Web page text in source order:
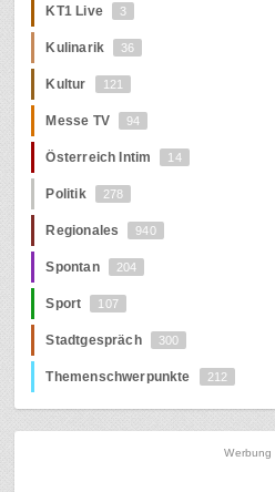
KT1 Live 3
Kulinarik 36
Kultur 121
Messe TV 94
Österreich Intim 14
Politik 278
Regionales 940
Spontan 204
Sport 107
Stadtgespräch 300
Themenschwerpunkte 212
Werbung